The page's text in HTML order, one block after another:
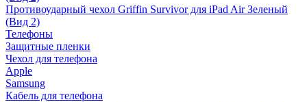
Противоударный чехол Griffin Survivor для iPad Air Зеленый
(Вид 2)
Телефоны
Защитные пленки
Чехол для телефона
Apple
Samsung
Кабель для телефона